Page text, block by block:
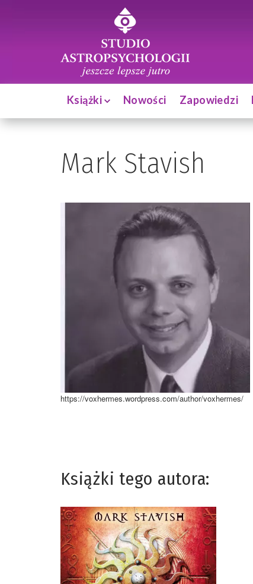
Książki Nowości Zapowiedzi
Mark Stavish
https://voxhermes.wordpress.com/author/voxhermes/
Książki tego autora: